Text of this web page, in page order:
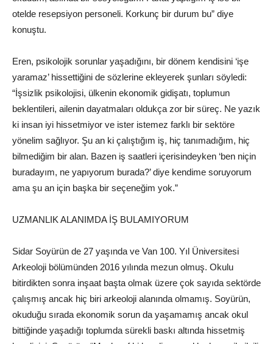
otelde resepsiyon personeli. Korkunç bir durum bu” diye
konuştu.
Eren, psikolojik sorunlar yaşadığını, bir dönem kendisini ‘işe
yaramaz’ hissettiğini de sözlerine ekleyerek şunları söyledi:
“İşsizlik psikolojisi, ülkenin ekonomik gidişatı, toplumun
beklentileri, ailenin dayatmaları oldukça zor bir süreç. Ne yazık
ki insan iyi hissetmiyor ve ister istemez farklı bir sektöre
yönelim sağlıyor. Şu an ki çalıştığım iş, hiç tanımadığım, hiç
bilmediğim bir alan. Bazen iş saatleri içerisindeyken ‘ben niçin
buradayım, ne yapıyorum burada?’ diye kendime soruyorum
ama şu an için başka bir seçeneğim yok.”
UZMANLIK ALANIMDA İŞ BULAMIYORUM
Sidar Soyürün de 27 yaşında ve Van 100. Yıl Üniversitesi
Arkeoloji bölümünden 2016 yılında mezun olmuş. Okulu
bitirdikten sonra inşaat başta olmak üzere çok sayıda sektörde
çalışmış ancak hiç biri arkeoloji alanında olmamış. Soyürün,
okuduğu sırada ekonomik sorun da yaşamamış ancak okul
bittiğinde yaşadığı toplumda sürekli baskı altında hissetmiş